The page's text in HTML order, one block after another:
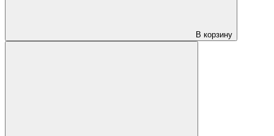
В корзину